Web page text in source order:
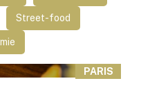
Street-food
PARIS